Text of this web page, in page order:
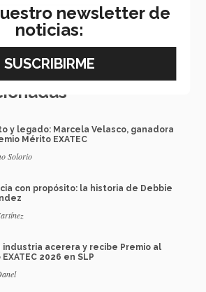
Programas Internacionales
y legado: Marcela Velasco, ganadora
Mérito EXATEC
Solorio
con propósito: la historia de Debbie
industria acerera y recibe Premio al
2026 en SLP
newsletter de
noticias: